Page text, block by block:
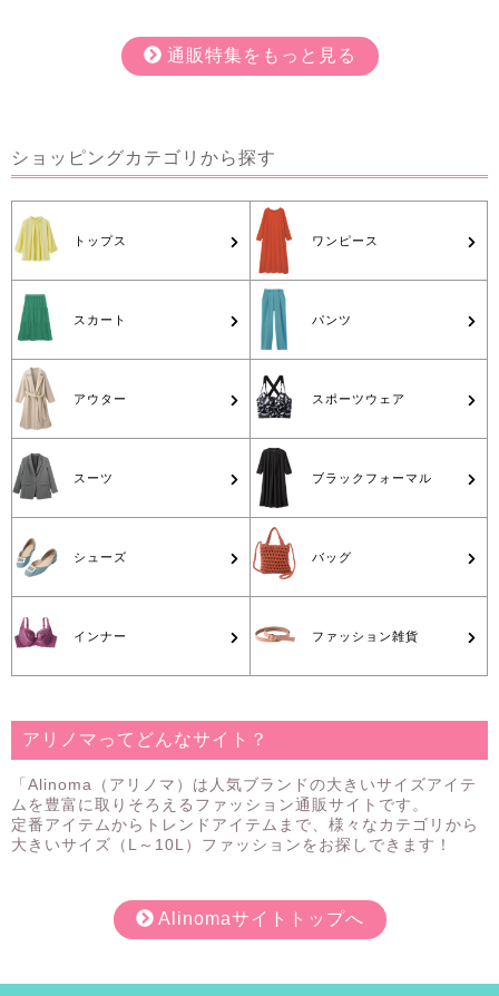
通販特集をもっと見る
ショッピングカテゴリから探す
トップス ワンピース
スカート パンツ
アウター スポーツウェア
スーツ ブラックフォーマル
シューズ バッグ
インナー ファッション雑貨
アリノマってどんなサイト？
「Alinoma（アリノマ）は人気ブランドの大きいサイズアイテ
ムを豊富に取りそろえるファッション通販サイトです。
定番アイテムからトレンドアイテムまで、様々なカテゴリから
大きいサイズ（L～10L）ファッションをお探しできます！
Alinomaサイトトップへ